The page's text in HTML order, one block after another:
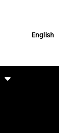
English